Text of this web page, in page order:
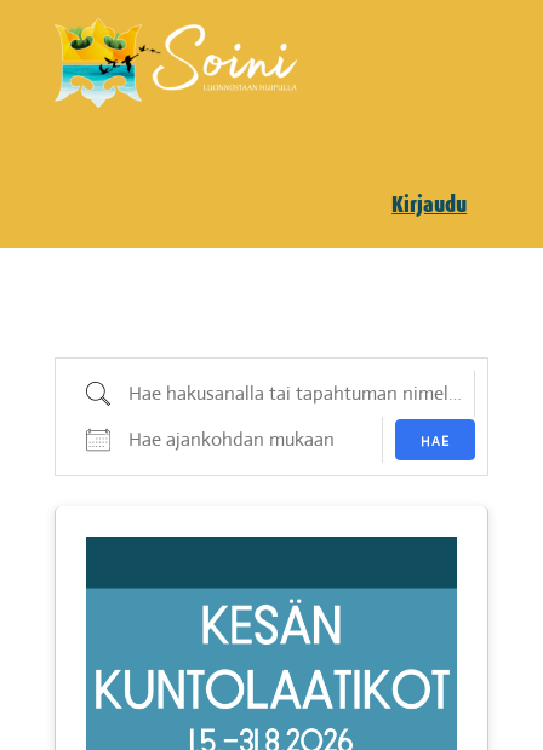
Kirjaudu
Hae hakusanalla tai tapahtuman nimellä
Hae ajankohdan mukaan
HAE